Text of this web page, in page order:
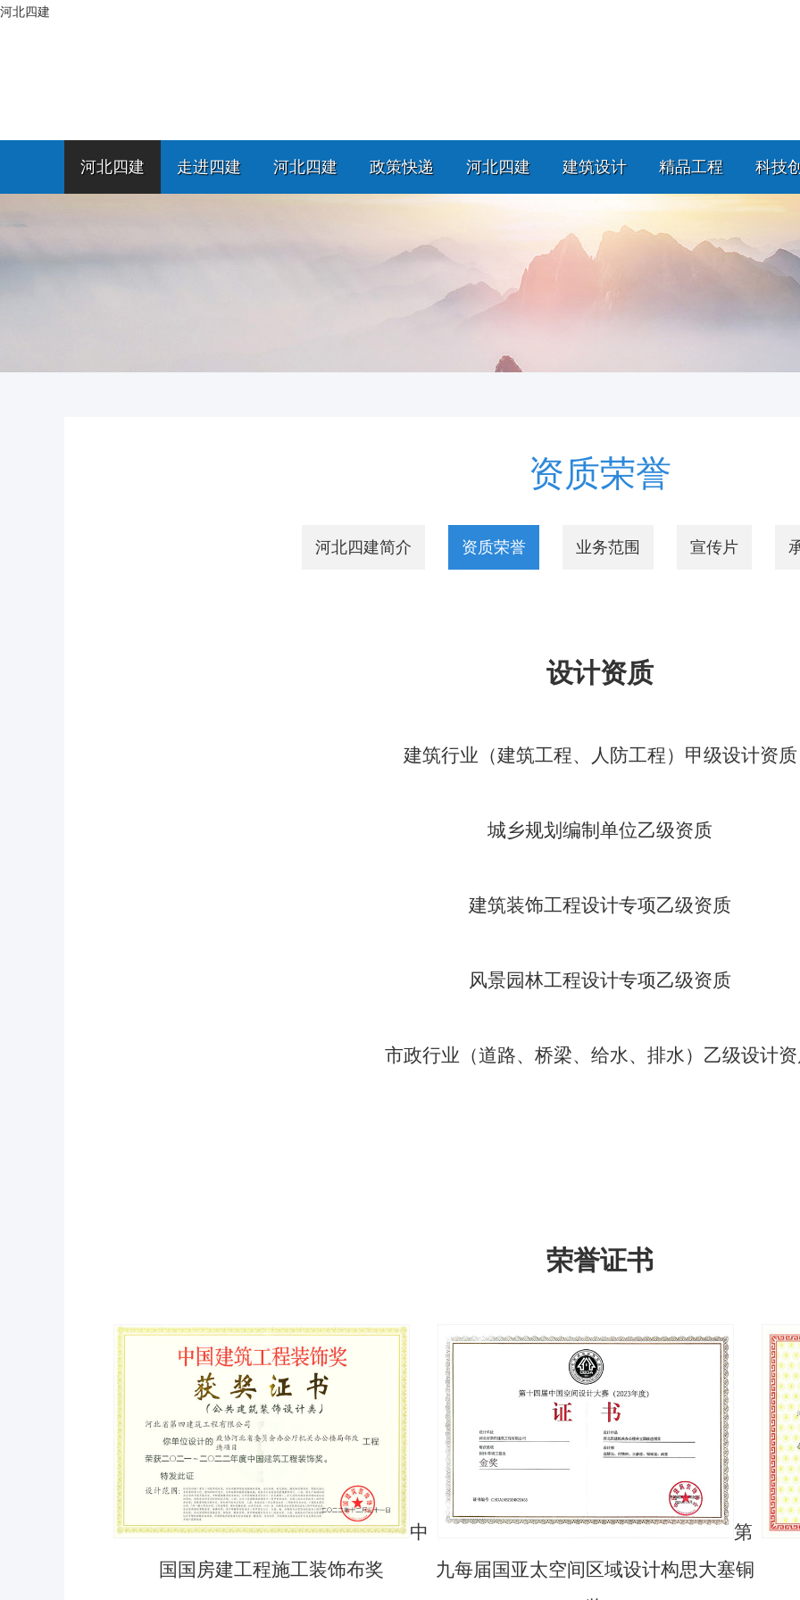
河北四建
河北四建 走进四建 河北四建 政策快递 河北四建 建筑设计 精品工程 科技
资质荣誉
河北四建简介 资质荣誉 业务范围 宣传片
设计资质
建筑行业（建筑工程、人防工程）甲级设计资质
城乡规划编制单位乙级资质
建筑装饰工程设计专项乙级资质
风景园林工程设计专项乙级资质
市政行业（道路、桥梁、给水、排水）乙级设计
荣誉证书
中
国国房建工程施工装饰布奖
第
九每届国亚太空间区域设计构思大塞铜